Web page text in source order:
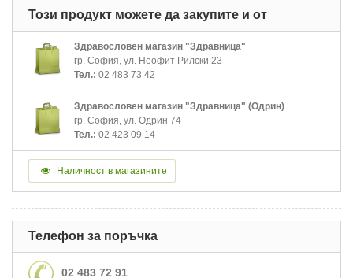
Този продукт можете да закупите и от
Здравословен магазин "Здравница"
гр. София, ул. Неофит Рилски 23
Тел.: 02 483 73 42
Здравословен магазин "Здравница" (Одрин)
гр. София, ул. Одрин 74
Тел.: 02 423 09 14
Наличност в магазините
Телефон за поръчка
02 483 72 91